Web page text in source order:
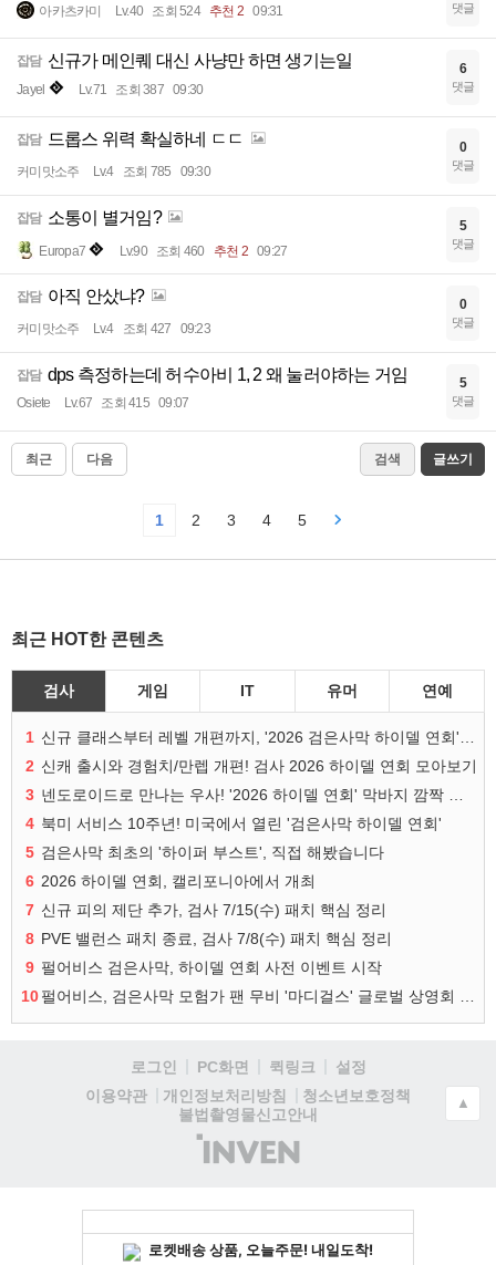
아카츠카미 Lv.40 조회 524 추천 2 09:31 댓글
잡담 신규가 메인퀘 대신 사냥만 하면 생기는일
Jayel Lv.71 조회 387 09:30
6
댓글
잡담 드롭스 위력 확실하네 ㄷㄷ
커미맛소주 Lv.4 조회 785 09:30
0
댓글
잡담 소통이 별거임?
Europa7 Lv.90 조회 460 추천 2 09:27
5
댓글
잡담 아직 안샀냐?
커미맛소주 Lv.4 조회 427 09:23
0
댓글
잡담 dps 측정하는데 허수아비 1, 2 왜 눌러야하는 거임
Osiete Lv.67 조회 415 09:07
5
댓글
최근 다음 검색 글쓰기
1 2 3 4 5
최근 HOT한 콘텐츠
검사 게임 IT 유머 연예
1
신규 클래스부터 레벨 개편까지, '2026 검은사막 하이델 연회' 총정리
2 신캐 출시와 경험치/만렙 개편! 검사 2026 하이델 연회 모아보기
3
넨도로이드로 만나는 우사! '2026 하이델 연회' 막바지 깜짝 공개
4 북미 서비스 10주년! 미국에서 열린 '검은사막 하이델 연회'
5 검은사막 최초의 '하이퍼 부스트', 직접 해봤습니다
6 2026 하이델 연회, 캘리포니아에서 개최
7 신규 피의 제단 추가, 검사 7/15(수) 패치 핵심 정리
8 PVE 밸런스 패치 종료, 검사 7/8(수) 패치 핵심 정리
9 펄어비스 검은사막, 하이델 연회 사전 이벤트 시작
10
펄어비스, 검은사막 모험가 팬 무비 '마디걸스' 글로벌 상영회 개최
로그인 PC화면 퀵링크
설정
이용약관
개인정보처리방침
청소년보호정책
불법촬영물신고안내
(주)
인
▲